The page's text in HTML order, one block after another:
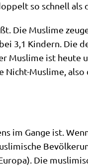
so schnell als
Die Mus­li­me
3,1 Kin­dern. Die
Mus­li­me ist heu­te
Nicht-Mus­li­me, also
im Gan­ge ist.
Die